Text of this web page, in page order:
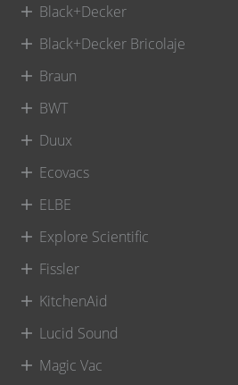
Black+Decker
Black+Decker Bricolaje
Braun
BWT
Duux
Ecovacs
ELBE
Explore Scientific
Fissler
KitchenAid
Lucid Sound
Magic Vac